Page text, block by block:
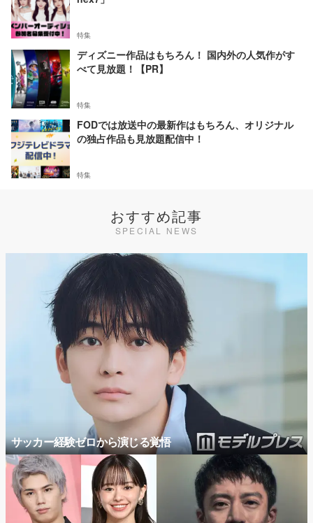
特集
ディズニー作品はもちろん！ 国内外の人気作がす
べて見放題！【PR】
特集
FODでは放送中の最新作はもちろん、オリジナル
の独占作品も見放題配信中！
特集
おすすめ記事
SPECIAL NEWS
サッカー経験ゼロから演じる覚悟